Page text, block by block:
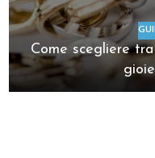
Come scegliere